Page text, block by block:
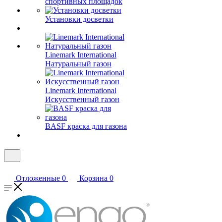
Установки досветки
Linemark International
Натуральный газон
Linemark International
Искусственный газон
BASF краска для газона
Отложенные 0 Корзина 0